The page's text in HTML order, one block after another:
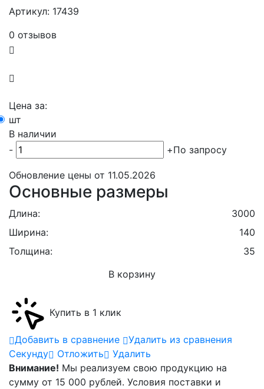
Артикул: 17439
0 отзывов
Цена за:
шт
В наличии
-
+По запросу
Обновление цены от 11.05.2026
Основные размеры
Длина:
3000
Ширина:
140
Толщина:
35
В корзину
Купить в 1 клик
Добавить в сравнение
Удалить из сравнения
Cекунду
Отложить
Удалить
Внимание! Мы реализуем свою продукцию на
сумму от 15 000 рублей. Условия поставки и